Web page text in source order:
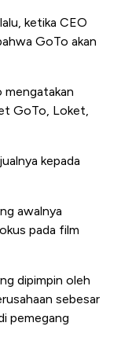
ketika CEO
GoTo akan
mengatakan
GoTo, Loket,
kepada
awalnya
pada film
dipimpin oleh
sebesar
pemegang
Minyak RI,